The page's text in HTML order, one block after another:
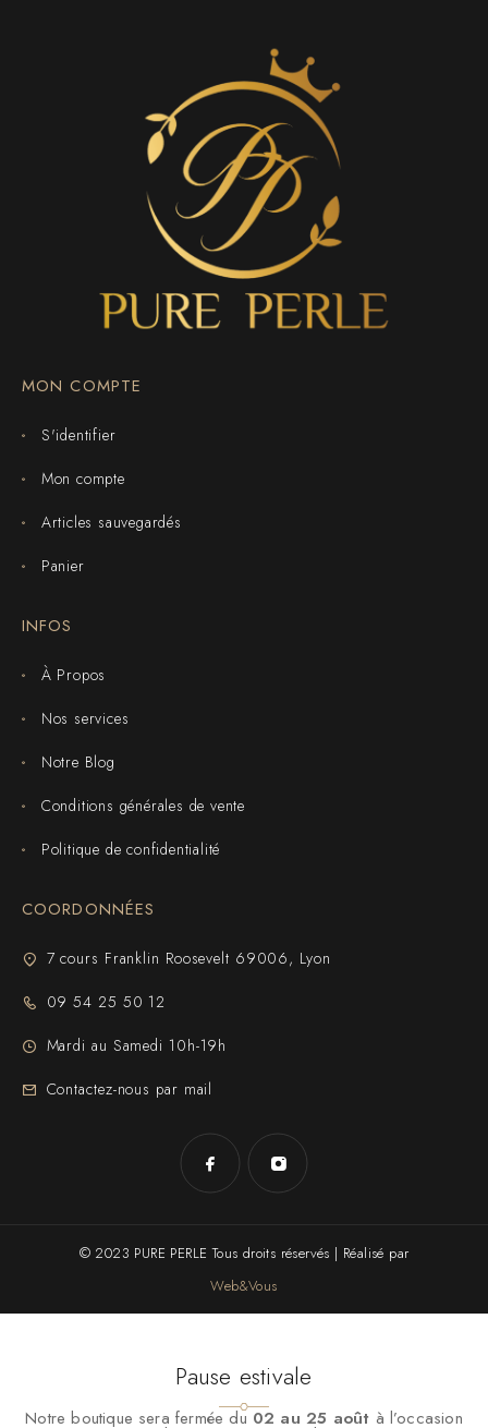
MON COMPTE
S'identifier
Mon compte
Articles sauvegardés
Panier
INFOS
À Propos
Nos services
Notre Blog
Conditions générales de vente
Politique de confidentialité
COORDONNÉES
7 cours Franklin Roosevelt 69006, Lyon
09 54 25 50 12
Mardi au Samedi 10h-19h
Contactez-nous par mail
© 2023 PURE PERLE Tous droits réservés | Réalisé par
Web&Vous
Pause estivale
Notre boutique sera fermée du 02 au 25 août à l’occasion